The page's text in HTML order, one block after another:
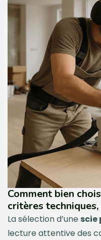
Comment bien
critères
La sélection d’une scie
lecture attentive des